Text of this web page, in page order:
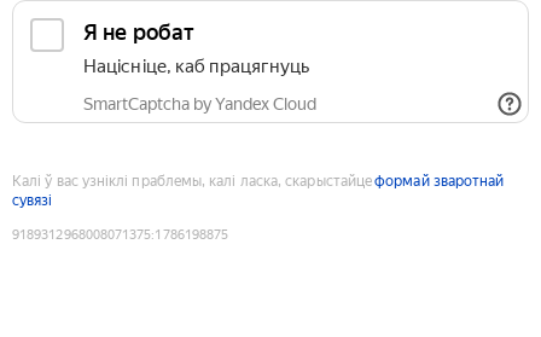
Я не робат
Націсніце, каб працягнуць
SmartCaptcha by Yandex Cloud
Калі ў вас узніклі праблемы, калі ласка, скарыстайцеформай зваротнай
сувязі
9189312968008071375:1786198875